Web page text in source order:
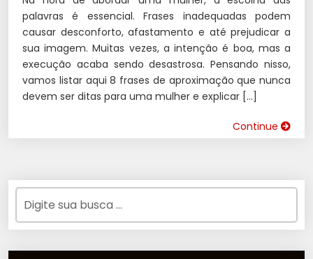
palavras é essencial. Frases inadequadas podem
causar desconforto, afastamento e até prejudicar a
sua imagem. Muitas vezes, a intenção é boa, mas a
execução acaba sendo desastrosa. Pensando nisso,
vamos listar aqui 8 frases de aproximação que nunca
devem ser ditas para uma mulher e explicar […]
Continue